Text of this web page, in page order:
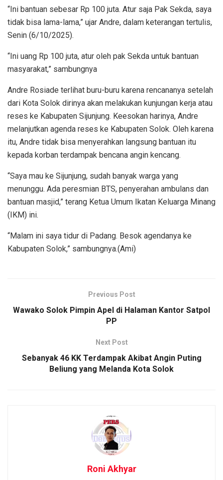
“Ini bantuan sebesar Rp 100 juta. Atur saja Pak Sekda, saya
tidak bisa lama-lama,” ujar Andre, dalam keterangan tertulis,
Senin (6/10/2025).
“Ini uang Rp 100 juta, atur oleh pak Sekda untuk bantuan
masyarakat,” sambungnya
Andre Rosiade terlihat buru-buru karena rencananya setelah
dari Kota Solok dirinya akan melakukan kunjungan kerja atau
reses ke Kabupaten Sijunjung. Keesokan harinya, Andre
melanjutkan agenda reses ke Kabupaten Solok. Oleh karena
itu, Andre tidak bisa menyerahkan langsung bantuan itu
kepada korban terdampak bencana angin kencang.
“Saya mau ke Sijunjung, sudah banyak warga yang
menunggu. Ada peresmian BTS, penyerahan ambulans dan
bantuan masjid,” terang Ketua Umum Ikatan Keluarga Minang
(IKM) ini.
“Malam ini saya tidur di Padang. Besok agendanya ke
Kabupaten Solok,” sambungnya.(Ami)
Previous Post
Wawako Solok Pimpin Apel di Halaman Kantor Satpol
PP
Next Post
Sebanyak 46 KK Terdampak Akibat Angin Puting
Beliung yang Melanda Kota Solok
Roni Akhyar